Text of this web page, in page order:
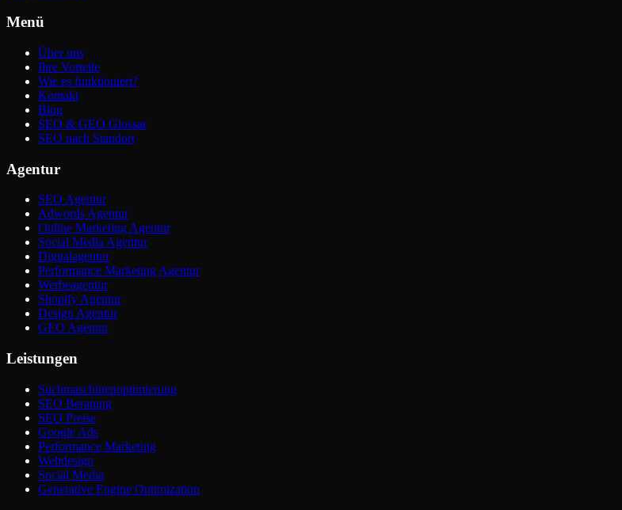
Menü
Über uns
Ihre Vorteile
Wie es funktioniert?
Kontakt
Blog
SEO & GEO Glossar
SEO nach Standort
Agentur
SEO Agentur
Adwords Agentur
Online Marketing Agentur
Social Media Agentur
Digitalagentur
Performance Marketing Agentur
Werbeagentur
Shopify Agentur
Design Agentur
GEO Agentur
Leistungen
Suchmaschinenoptimierung
SEO Beratung
SEO Preise
Google Ads
Performance Marketing
Webdesign
Social Media
Generative Engine Optimization